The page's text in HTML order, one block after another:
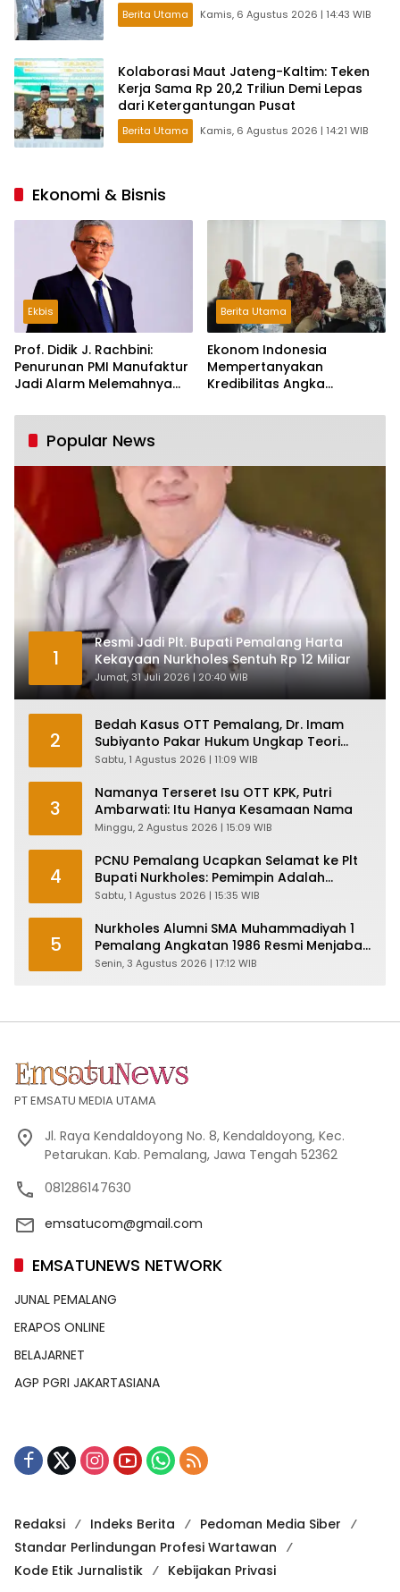
Berita Utama Kamis, 6 Agustus 2026 | 14:43 WIB
Kolaborasi Maut Jateng-Kaltim: Teken
Kerja Sama Rp 20,2 Triliun Demi Lepas
dari Ketergantungan Pusat
Berita Utama Kamis, 6 Agustus 2026 | 14:21 WIB
Ekonomi & Bisnis
Ekbis
Prof. Didik J. Rachbini:
Penurunan PMI Manufaktur
Jadi Alarm Melemahnya
Berita Utama
Ekonom Indonesia
Mempertanyakan
Kredibilitas Angka
Tumbuh Tapi Rapuh
Popular News
1
Resmi Jadi Plt. Bupati Pemalang Harta
Kekayaan Nurkholes Sentuh Rp 12 Miliar
Jumat, 31 Juli 2026 | 20:40 WIB
2
Bedah Kasus OTT Pemalang, Dr. Imam
Subiyanto Pakar Hukum Ungkap Teori
Penyertaan KPK
Sabtu, 1 Agustus 2026 | 11:09 WIB
3
Namanya Terseret Isu OTT KPK, Putri
Ambarwati: Itu Hanya Kesamaan Nama
Minggu, 2 Agustus 2026 | 15:09 WIB
4
PCNU Pemalang Ucapkan Selamat ke Plt
Bupati Nurkholes: Pemimpin Adalah
Pelayan Rakyat!
Sabtu, 1 Agustus 2026 | 15:35 WIB
5
Nurkholes Alumni SMA Muhammadiyah 1
Pemalang Angkatan 1986 Resmi Menjabat
Plt Bupati, Inilah Pesan Ketua Asmam 86
Senin, 3 Agustus 2026 | 17:12 WIB
PT EMSATU MEDIA UTAMA
Jl. Raya Kendaldoyong No. 8, Kendaldoyong, Kec.
Petarukan. Kab. Pemalang, Jawa Tengah 52362
081286147630
emsatucom@gmail.com
EMSATUNEWS NETWORK
JUNAL PEMALANG
ERAPOS ONLINE
BELAJARNET
AGP PGRI JAKARTASIANA
Redaksi Indeks Berita
Pedoman Media Siber
Standar Perlindungan Profesi Wartawan
Kode Etik Jurnalistik
Kebijakan Privasi